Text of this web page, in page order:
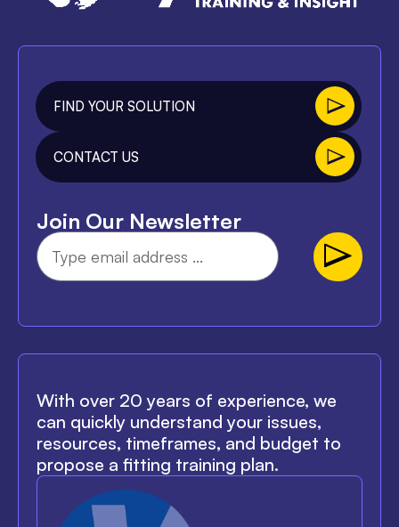
FIND YOUR SOLUTION
CONTACT US
Join Our Newsletter
With over 20 years of experience, we
can quickly understand your issues,
resources, timeframes, and budget to
propose a fitting training plan.